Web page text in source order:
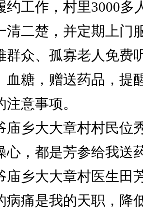
约工作，村里3000多
清二楚，并定期上门
群众、孤寡老人免费
血糖，赠送药品，提
意事项。
乡大大章村村民位
心，都是芳参给我送
乡大大章村医生田
病痛是我的天职，降